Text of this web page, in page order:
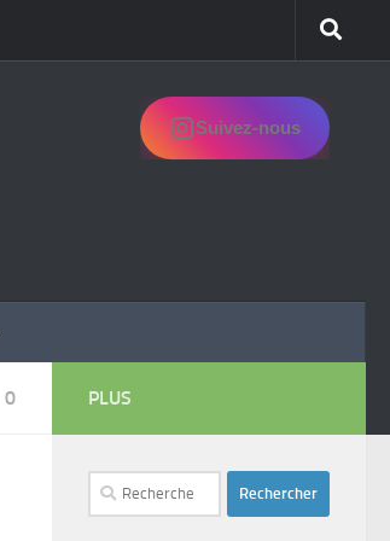
Suivez-nous
0 PLUS
Rechercher :